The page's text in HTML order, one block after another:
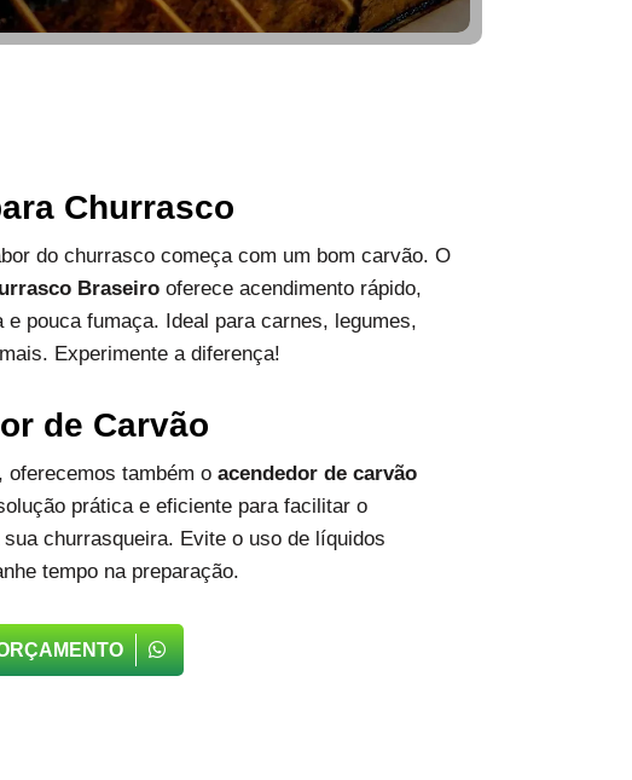
Churrasco
do churrasco começa com um bom carvão. O
Braseirooferece acendimento rápido,
e pouca fumaça. Ideal para carnes, legumes,
Experimente a diferença!
de Carvão
oferecemos também o acendedor de carvão
prática e eficiente para facilitar o
churrasqueira. Evite o uso de líquidos
tempo na preparação.